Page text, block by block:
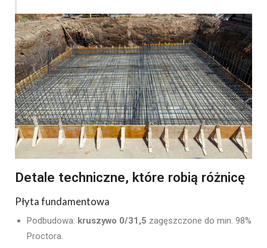
Detale techniczne, które robią różnicę
Płyta fundamentowa
Podbudowa: kruszywo 0/31,5 zagęszczone do min. 98%
Proctora.